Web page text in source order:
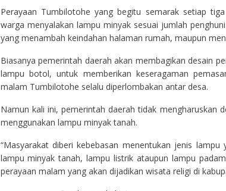
Perayaan Tumbilotohe yang begitu semarak setiap
warga menyalakan lampu minyak sesuai jumlah
yang menambah keindahan halaman rumah, maupun
Biasanya pemerintah daerah akan membagikan desain
lampu botol, untuk memberikan keseragaman
malam Tumbilotohe selalu diperlombakan antar desa.
Namun kali ini, pemerintah daerah tidak mengharuskan
menggunakan lampu minyak tanah.
“Masyarakat diberi kebebasan menentukan jenis
lampu minyak tanah, lampu listrik ataupun lampu
perayaan malam yang akan dijadikan wisata religi di